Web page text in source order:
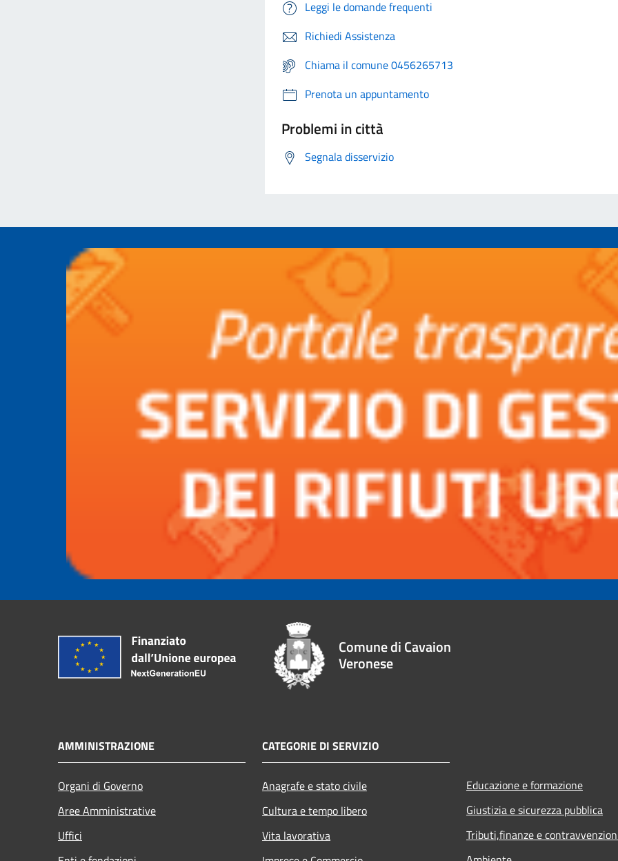
Leggi le domande frequenti
Richiedi Assistenza
Chiama il comune 0456265713
Prenota un appuntamento
Problemi in città
Segnala disservizio
Comune di Cavaion
Veronese
AMMINISTRAZIONE
Organi di Governo
Aree Amministrative
Uffici
CATEGORIE DI SERVIZIO
Anagrafe e stato civile
Cultura e tempo libero
Vita lavorativa
Educazione e formazione
Giustizia e sicurezza pubblica
Tributi,finanze e